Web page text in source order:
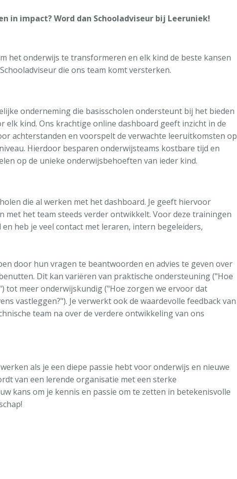
in impact? Word dan Schooladviseur bij Leeruniek!
het onderwijs te transformeren en elk kind de beste kansen
die ons team komt versterken.
onderneming die basisscholen ondersteunt bij het bieden
elk kind. Ons krachtige online dashboard geeft inzicht in de
achterstanden en voorspelt de verwachte leeruitkomsten op
Hierdoor besparen onderwijsteams kostbare tijd en
op de unieke onderwijsbehoeften van ieder kind.
die al werken met het dashboard. Je geeft hiervoor
met het team steeds verder ontwikkelt. Voor deze trainingen
heb je veel contact met leraren, intern begeleiders,
door hun vragen te beantwoorden en advies te geven over
Dit kan variëren van praktische ondersteuning ("Hoe
tot meer onderwijskundig ("Hoe zorgen we ervoor dat
vastleggen?"). Je verwerkt ook de waardevolle feedback van
team na over de verdere ontwikkeling van ons
als je een diepe passie hebt voor onderwijs en nieuwe
van een lerende organisatie met een sterke
kans om je kennis en passie om te zetten in betekenisvolle